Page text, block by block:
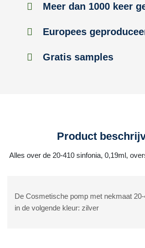
Meer dan 1000 keer
Europees
Gratis samples
Product
Alles over de 20-410 sinfonia, 0,19ml,
De Cosmetische pomp met nekmaat
in de volgende kleur: zilver